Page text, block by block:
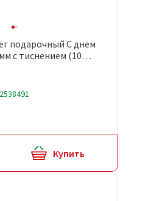
подарочный С днём
с тиснением (10
7)
Купить